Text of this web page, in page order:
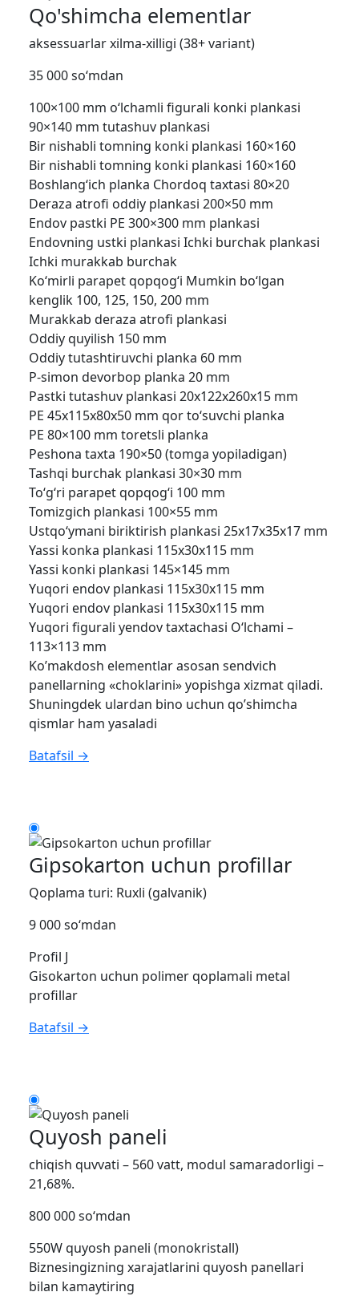
Qo'shimcha elementlar
aksessuarlar xilma-xilligi (38+ variant)
35 000 so‘mdan
100×100 mm o‘lchamli figurali konki plankasi
90×140 mm tutashuv plankasi
Bir nishabli tomning konki plankasi 160×160
Bir nishabli tomning konki plankasi 160×160
Boshlang‘ich planka Chordoq taxtasi 80×20
Deraza atrofi oddiy plankasi 200×50 mm
Endov pastki PE 300×300 mm plankasi
Endovning ustki plankasi Ichki burchak plankasi
Ichki murakkab burchak
Ko‘mirli parapet qopqog‘i Mumkin bo‘lgan
kenglik 100, 125, 150, 200 mm
Murakkab deraza atrofi plankasi
Oddiy quyilish 150 mm
Oddiy tutashtiruvchi planka 60 mm
P-simon devorbop planka 20 mm
Pastki tutashuv plankasi 20x122x260x15 mm
PE 45x115x80x50 mm qor to‘suvchi planka
PE 80×100 mm toretsli planka
Peshona taxta 190×50 (tomga yopiladigan)
Tashqi burchak plankasi 30×30 mm
To‘g‘ri parapet qopqog‘i 100 mm
Tomizgich plankasi 100×55 mm
Ustqo‘ymani biriktirish plankasi 25x17x35x17 mm
Yassi konka plankasi 115x30x115 mm
Yassi konki plankasi 145×145 mm
Yuqori endov plankasi 115x30x115 mm
Yuqori endov plankasi 115x30x115 mm
Yuqori figurali yendov taxtachasi O‘lchami –
113×113 mm
Ko’makdosh elementlar asosan sendvich
panellarning «choklarini» yopishga xizmat qiladi.
Shuningdek ulardan bino uchun qo’shimcha
qismlar ham yasaladi
Batafsil →
Gipsokarton uchun profillar
Qoplama turi: Ruxli (galvanik)
9 000 so‘mdan
Profil J
Gisokarton uchun polimer qoplamali metal
profillar
Batafsil →
Quyosh paneli
chiqish quvvati – 560 vatt, modul samaradorligi –
21,68%.
800 000 so‘mdan
550W quyosh paneli (monokristall)
Biznesingizning xarajatlarini quyosh panellari
bilan kamaytiring